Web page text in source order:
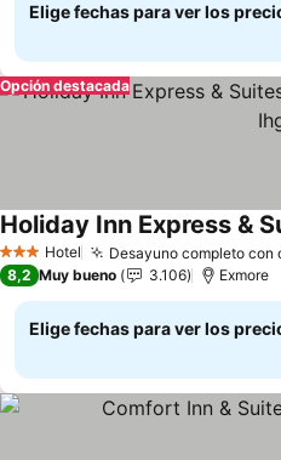
Elige fechas para ver los
Opción destacada
3 Estrellas
Hotel Desayuno completo con
8,2 Muy bueno 3.106 Exmore
Elige fechas para ver los